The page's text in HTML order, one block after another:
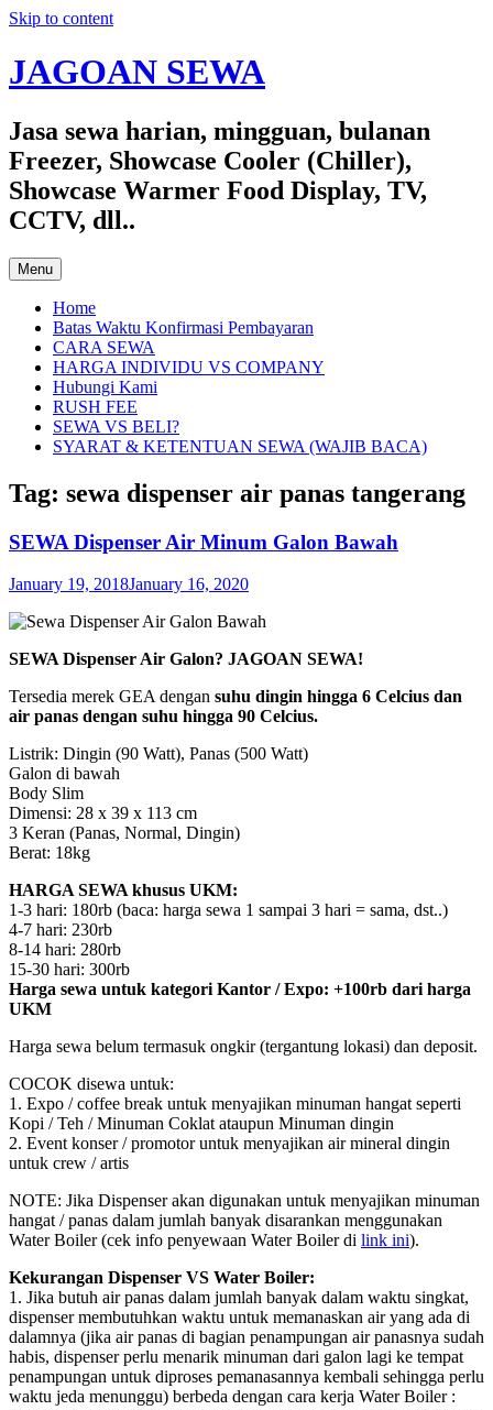
Skip to content
JAGOAN SEWA
Jasa sewa harian, mingguan, bulanan
Freezer, Showcase Cooler (Chiller),
Showcase Warmer Food Display, TV,
CCTV, dll..
Menu
Home
Batas Waktu Konfirmasi Pembayaran
CARA SEWA
HARGA INDIVIDU VS COMPANY
Hubungi Kami
RUSH FEE
SEWA VS BELI?
SYARAT & KETENTUAN SEWA (WAJIB BACA)
Tag: sewa dispenser air panas tangerang
SEWA Dispenser Air Minum Galon Bawah
January 19, 2018January 16, 2020
SEWA Dispenser Air Galon? JAGOAN SEWA!
Tersedia merek GEA dengan suhu dingin hingga 6 Celcius dan
air panas dengan suhu hingga 90 Celcius.
Listrik: Dingin (90 Watt), Panas (500 Watt)
Galon di bawah
Body Slim
Dimensi: 28 x 39 x 113 cm
3 Keran (Panas, Normal, Dingin)
Berat: 18kg
HARGA SEWA khusus UKM:
1-3 hari: 180rb (baca: harga sewa 1 sampai 3 hari = sama, dst..)
4-7 hari: 230rb
8-14 hari: 280rb
15-30 hari: 300rb
Harga sewa untuk kategori Kantor / Expo: +100rb dari harga
UKM
Harga sewa belum termasuk ongkir (tergantung lokasi) dan deposit.
COCOK disewa untuk:
1. Expo / coffee break untuk menyajikan minuman hangat seperti
Kopi / Teh / Minuman Coklat ataupun Minuman dingin
2. Event konser / promotor untuk menyajikan air mineral dingin
untuk crew / artis
NOTE: Jika Dispenser akan digunakan untuk menyajikan minuman
hangat / panas dalam jumlah banyak disarankan menggunakan
Water Boiler (cek info penyewaan Water Boiler di link ini).
Kekurangan Dispenser VS Water Boiler:
1. Jika butuh air panas dalam jumlah banyak dalam waktu singkat,
dispenser membutuhkan waktu untuk memanaskan air yang ada di
dalamnya (jika air panas di bagian penampungan air panasnya sudah
habis, dispenser perlu menarik minuman dari galon lagi ke tempat
penampungan untuk diproses pemanasannya kembali sehingga perlu
waktu jeda menunggu) berbeda dengan cara kerja Water Boiler :